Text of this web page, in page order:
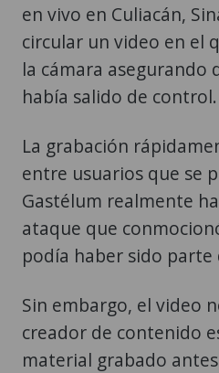
en vivo en Culiacán,
circular un video en el
la cámara asegurando
había salido de control.
La grabación
entre usuarios que se
Gastélum realmente
ataque que
podía haber sido
Sin embargo, el video
creador de contenido
material grabado